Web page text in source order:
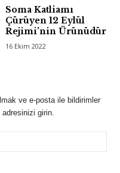
Soma Katliamı
Çürüyen 12 Eylül
Rejimi’nin Ürünüdür
16 Ekim 2022
ve e-posta ile bildirimler
girin.